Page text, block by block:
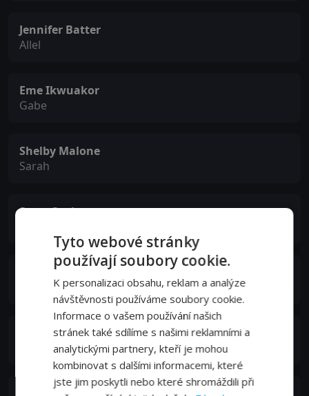
Jennifer Batter
Allel
Eme Ikwuakor
Gabe
Shelby Malone
Sarah
Steve Sealy
Shannan Steele
Steven Brown
The Collector
Tyto webové stránky
používají soubory cookie.
K personalizaci obsahu, reklam a analýze
návštěvnosti používáme soubory cookie.
Informace o vašem používání našich
stránek také sdílíme s našimi reklamními a
analytickými partnery, kteří je mohou
kombinovat s dalšími informacemi, které
jste jim poskytli nebo které shromáždili při